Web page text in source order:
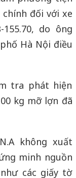
đối với xe
do ông
Hà Nội điều
tra phát hiện
kg mỡ lợn đã
không xuất
minh nguồn
các giấy tờ